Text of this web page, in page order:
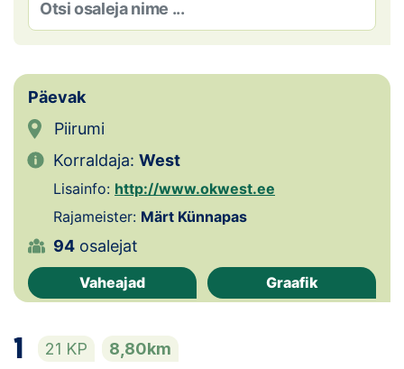
Kontakt
EOL
Galerii
Kalender
Koondised
Tule klubisse!
Tulemused
Päevak
Piirumi
Korraldaja: West
Lisainfo: http://www.okwest.ee
Rajameister: Märt Künnapas
94 osalejat
Vaheajad Graafik
1 21 KP 8,80km